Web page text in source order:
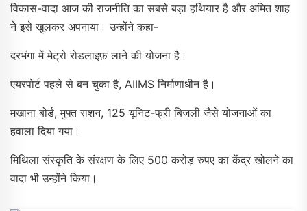
विकास-वादा आज की राजनीति का सबसे बड़ा हथियार है और अमित शाह
ने इसे खुलकर अपनाया। उन्होंने कहा-
दरभंगा में मेट्रो रोडलाइफ़ लाने की योजना है।
एयरपोर्ट पहले से बन चुका है, AIIMS निर्माणाधीन है।
मखाना बोर्ड, मुफ्त राशन, 125 यूनिट-फ्री बिजली जैसे योजनाओं का
हवाला दिया गया।
मिथिला संस्कृति के संरक्षण के लिए 500 करोड़ रुपए का केंद्र खोलने का
वादा भी उन्होंने किया।